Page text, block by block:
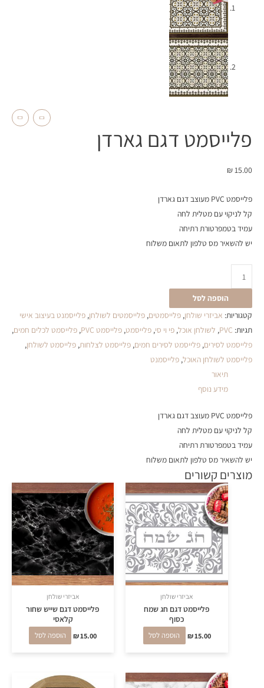
פלייסמט דגם גארדן
₪ 15.00
פלייסמט PVC מעוצב דגם גארדן
קל לניקוי עם מטלית לחה
עמיד בטמפרטורת רתיחה
יש להשאיר מס טלפון לתאום משלוח
הוספה לסל
קטגוריות: אביזרי שולחן, פלייסמטים, פלייסמטים לשולחן, פלייסמנט בעיצוב אישי
תגיות: PVC
, לשולחן אוכל, פי וי סי, פלייסמט, פלייסמט PVC , פלייסמט לכלים חמים,
פלייסמט לסירים, פלייסמט לסירים חמים, פלייסמט לצלחות, פלייסמט לשולחן,
פלייסמט לשולחן האוכל, פלייסמנט
תיאור
מידע נוסף
פלייסמט PVC מעוצב דגם גארדן
קל לניקוי עם מטלית לחה
עמיד בטמפרטורת רתיחה
יש להשאיר מס טלפון לתאום משלוח
מוצרים קשורים
אביזרי שולחן
פלייסמט דגם חג שמח
כסוף
₪15.00 הוספה לסל
אביזרי שולחן
פלייסמט דגם שייש שחור
קלאסי
₪15.00 הוספה לסל